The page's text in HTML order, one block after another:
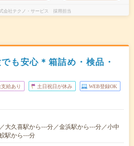
会社テクノ・サービス 採用担当
も安心＊箱詰め・検品・
給あり 土日祝日が休み WEB登録OK
大久喜駅から---分／金浜駅から---分／小中
駅から---分